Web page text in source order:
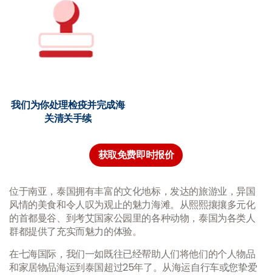
我们为你处理检疫并完成海
关清关手续
获取免费即时报价
位于南亚，泰国拥有丰富的文化地标，发达的旅游业，异国
风情的美食和令人叹为观止的魅力海滩。从熙熙攘攘多元化
的首都曼谷、到考艾国家公园里的各种动物，泰国为各类人
群都提供了充实而魅力的体验。
在七海国际，我们一如既往已经帮助人们将他们的个人物品
和家居物品海运到泰国超过25年了。从海运自行车或您挚爱